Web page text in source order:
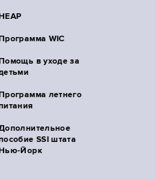
HEAP
Программа WIC
Помощь в уходе за
Программа летнего
SSI штата
Нью-Йорк